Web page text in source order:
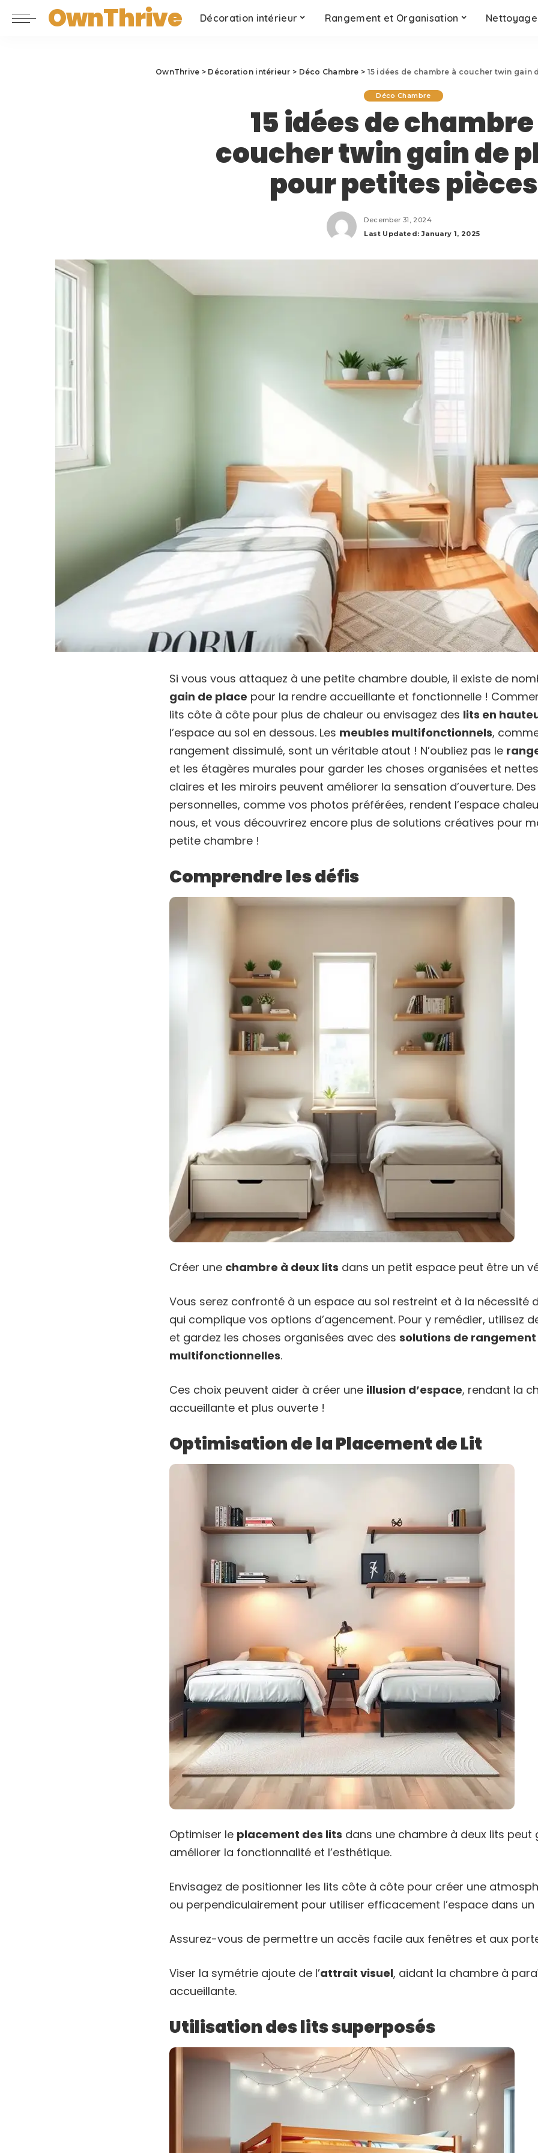
OwnThrive Décoration intérieur Rangement et Organisation
OwnThrive > Décoration intérieur > Déco Chambre > 15 idées de chambre à coucher twin
Déco Chambre
15 idées de
coucher twin gain de
pour petites pièces
December 31, 2024
Last Updated: January 1, 2025
Si vous vous attaquez à une petite chambre double, il existe de
gain de place pour la rendre accueillante et fonctionnelle !
lits côte à côte pour plus de chaleur ou envisagez des lits en
l’espace au sol en dessous. Les meubles multifonctionnels,
rangement dissimulé, sont un véritable atout ! N’oubliez pas le
et les étagères murales pour garder les choses organisées et
claires et les miroirs peuvent améliorer la sensation d’ouverture.
personnelles, comme vos photos préférées, rendent l’espace
nous, et vous découvrirez encore plus de solutions créatives pour
petite chambre !
Comprendre les défis
Créer une chambre à deux lits dans un petit espace peut être un
Vous serez confronté à un espace au sol restreint et à la nécessité
qui complique vos options d’agencement. Pour y remédier, utilisez
et gardez les choses organisées avec des solutions de rangement
multifonctionnelles.
Ces choix peuvent aider à créer une illusion d’espace, rendant la
accueillante et plus ouverte !
Optimisation de la Placement de Lit
Optimiser le placement des lits dans une chambre à deux lits peut
améliorer la fonctionnalité et l’esthétique.
Envisagez de positionner les lits côte à côte pour créer une
ou perpendiculairement pour utiliser efficacement l’espace dans un
Assurez-vous de permettre un accès facile aux fenêtres et aux
Viser la symétrie ajoute de l’attrait visuel, aidant la chambre à
accueillante.
Utilisation des lits superposés